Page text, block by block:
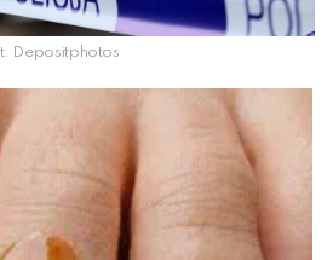
Depositphotos